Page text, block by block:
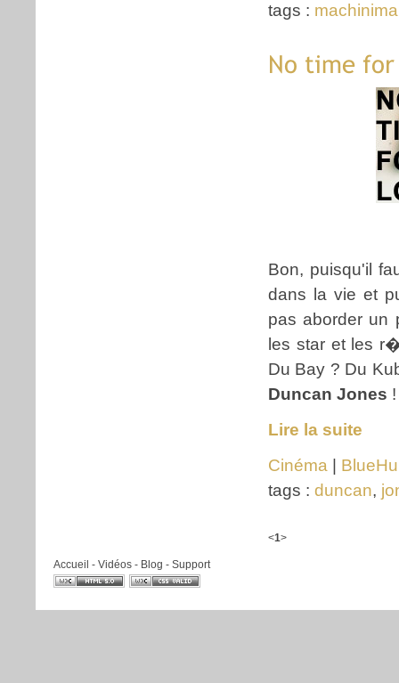
tags : machinima
No time for
Bon, puisqu'il
dans la vie et
pas aborder un
les star et les
Du Bay ? Du
Duncan Jones !
Lire la suite
Cinéma
tags : duncan,
<1>
Accueil - Vidéos - Blog - Support